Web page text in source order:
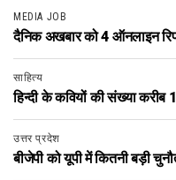
MEDIA JOB
दैनिक अखबार को 4 ऑनलाइन
साहित्य
हिन्दी के कवियों की संख्या करीब
उत्तर प्रदेश
बीजेपी को यूपी में कितनी बड़ी